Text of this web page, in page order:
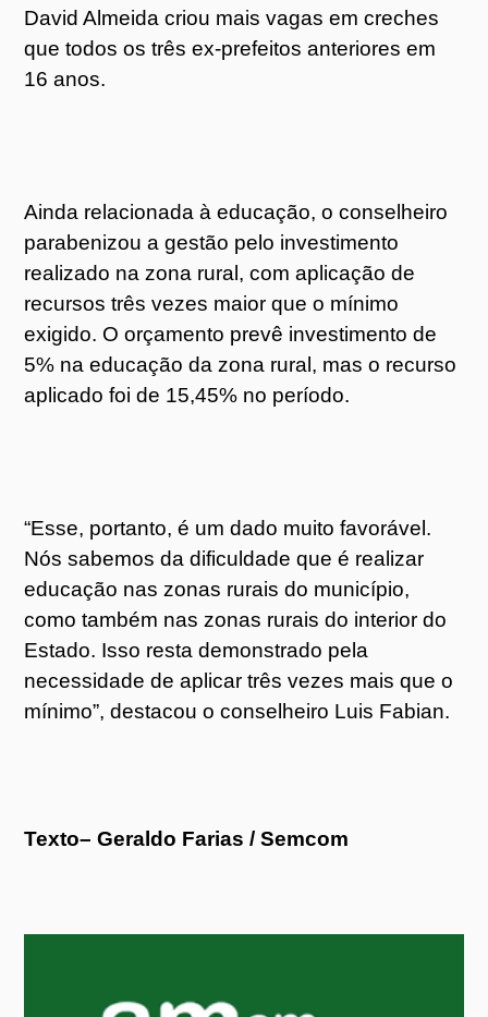
David Almeida criou mais vagas em creches
que todos os três ex-prefeitos anteriores em
16 anos.
Ainda relacionada à educação, o conselheiro
parabenizou a gestão pelo investimento
realizado na zona rural, com aplicação de
recursos três vezes maior que o mínimo
exigido. O orçamento prevê investimento de
5% na educação da zona rural, mas o recurso
aplicado foi de 15,45% no período.
“Esse, portanto, é um dado muito favorável.
Nós sabemos da dificuldade que é realizar
educação nas zonas rurais do município,
como também nas zonas rurais do interior do
Estado. Isso resta demonstrado pela
necessidade de aplicar três vezes mais que o
mínimo”, destacou o conselheiro Luis Fabian.
Texto– Geraldo Farias / Semcom